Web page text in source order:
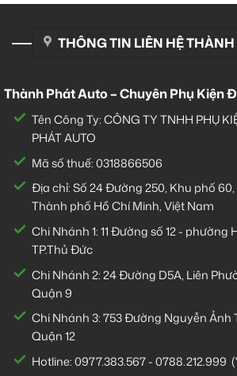
THÔNG TIN LIÊN HỆ
Thành Phát Auto – Chuyên Phụ Kiện
Tên Công Ty: CÔNG TY TNHH PHỤ
PHÁT AUTO
Mã số thuế: 0318866506
Địa chỉ: Số 24 Đường 250, Khu phố
Thành phố Hồ Chí Minh, Việt Nam
Chi Nhánh 1:11 Đường số 12 - phường
TP.Thủ Đức
Chi Nhánh 2:24 Đường D5A, Liên
Quận 9
Chi Nhánh 3:753 Đường Nguyễn Ảnh
Quận 12
Hotline:0977.383.567-0788.212.999